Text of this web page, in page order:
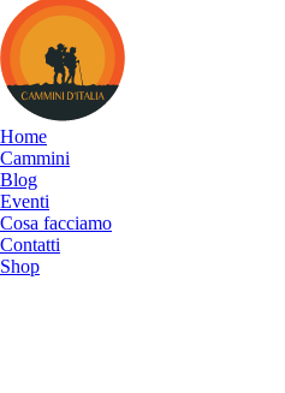
Cammini
d&#039;Italia
Home
Cammini
Blog
Eventi
Cosa facciamo
Contatti
Shop